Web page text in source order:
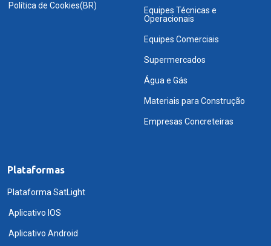
Política de Cookies(BR)
Equipes Técnicas e
Operacionais
Equipes Comerciais
Supermercados
Água e Gás
Materiais para Construção
Empresas Concreteiras
Plataformas
Plataforma SatLight
Aplicativo IOS
Aplicativo Android